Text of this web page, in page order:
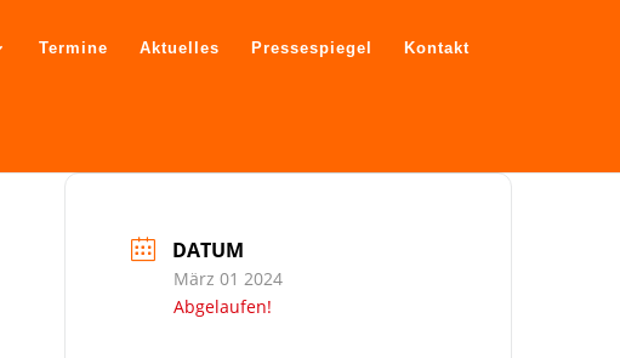
Termine Aktuelles Pressespiegel Kontakt
DATUM
März 01 2024
Abgelaufen!